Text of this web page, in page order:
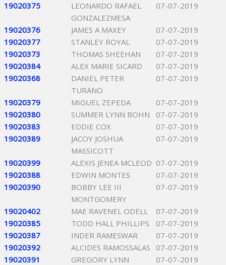
19020375
LEONARDO RAFAEL
GONZALEZMESA
07-07-2019
19020376 JAMES A MAXEY
07-07-2019
19020377
STANLEY ROYAL
07-07-2019
19020373
THOMAS SHEEHAN
07-07-2019
19020384
ALEX MARIE SICARD
07-07-2019
19020368
DANIEL PETER
TURANO
07-07-2019
19020379 MIGUEL ZEPEDA
07-07-2019
19020380
SUMMER LYNN BOHN
07-07-2019
19020383
EDDIE COX
07-07-2019
19020389
JACOY JOSHUA
MASSICOTT
07-07-2019
19020399 ALEXIS JENEA MCLEOD 07-07-2019
19020388
EDWIN MONTES
07-07-2019
19020390
BOBBY LEE III
MONTGOMERY
07-07-2019
19020402 MAE RAVENEL ODELL
07-07-2019
19020385
TODD HALL PHILLIPS
07-07-2019
19020387
INDER RAMESWAR
07-07-2019
19020392
ALCIDES RAMOSSALAS
07-07-2019
19020391
GREGORY LYNN
07-07-2019